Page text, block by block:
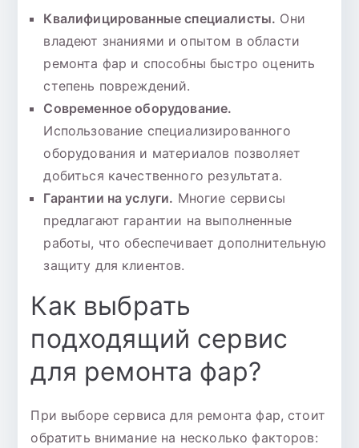
Квалифицированные специалисты. Они
владеют знаниями и опытом в области
ремонта фар и способны быстро оценить
степень повреждений.
Современное оборудование.
Использование специализированного
оборудования и материалов позволяет
добиться качественного результата.
Гарантии на услуги. Многие сервисы
предлагают гарантии на выполненные
работы, что обеспечивает дополнительную
защиту для клиентов.
Как выбрать
подходящий сервис
для ремонта фар?
При выборе сервиса для ремонта фар, стоит
обратить внимание на несколько факторов: